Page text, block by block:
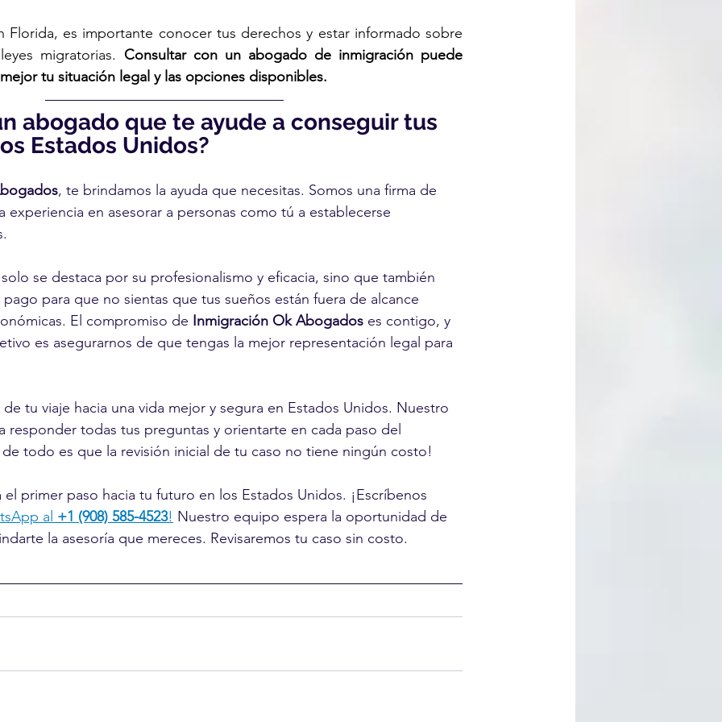
Florida, es importante conocer tus derechos y estar informado sobre
migratorias. Consultar con un abogado de inmigración puede
tu situación legal y las opciones disponibles.
abogado que te ayude a conseguir tus
Estados Unidos?
, te brindamos la ayuda que necesitas. Somos una firma de
experiencia en asesorar a personas como tú a establecerse
se destaca por su profesionalismo y eficacia, sino que también
para que no sientas que tus sueños están fuera de alcance
El compromiso de Inmigración Ok Abogados es contigo, y
es asegurarnos de que tengas la mejor representación legal para
tu viaje hacia una vida mejor y segura en Estados Unidos. Nuestro
responder todas tus preguntas y orientarte en cada paso del
todo es que la revisión inicial de tu caso no tiene ningún costo!
primer paso hacia tu futuro en los Estados Unidos. ¡Escríbenos
al +1 (908) 585-4523! Nuestro equipo espera la oportunidad de
la asesoría que mereces. Revisaremos tu caso sin costo.